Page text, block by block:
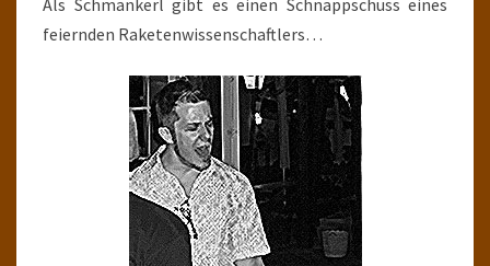
Als Schmankerl gibt es einen Schnappschuss eines
feiernden Raketenwissenschaftlers…